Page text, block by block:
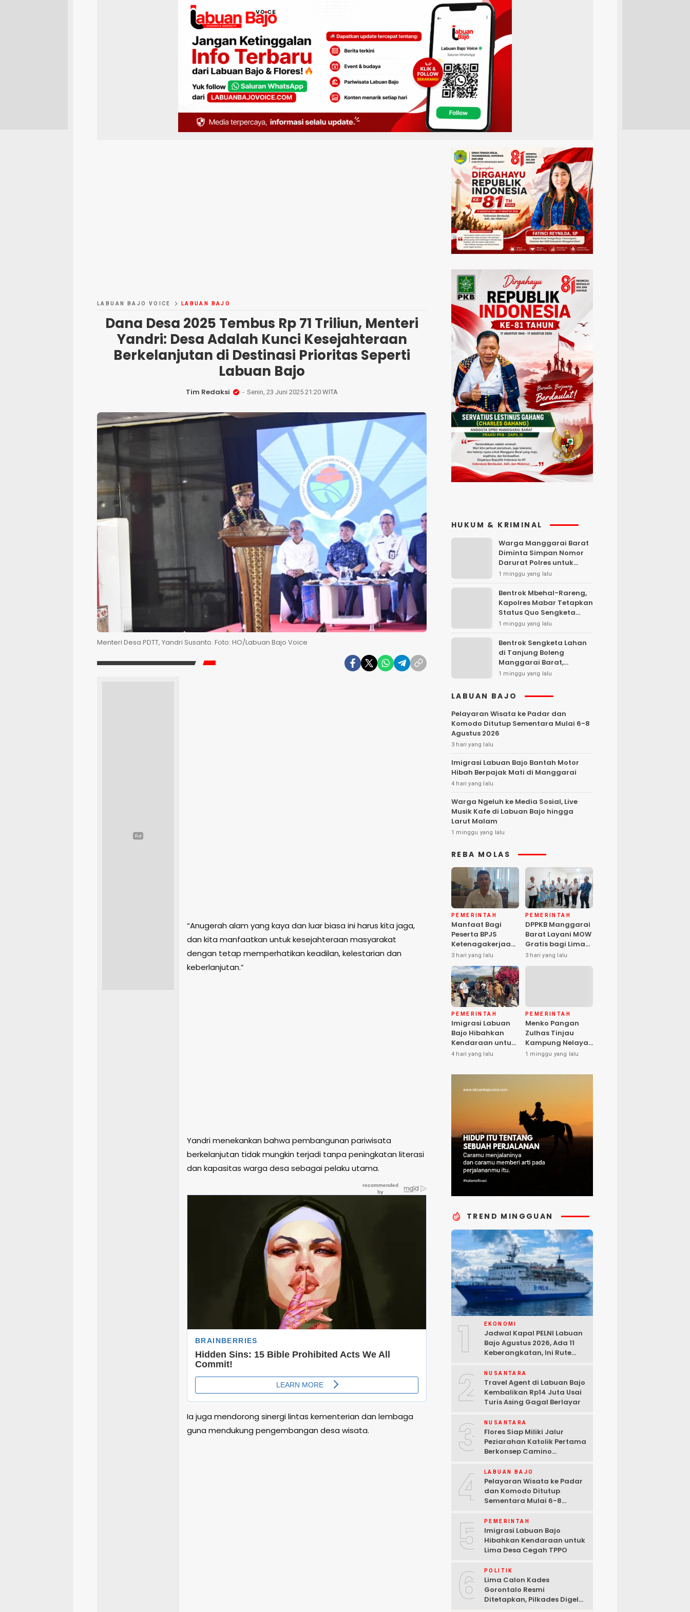
LABUAN BAJO VOICE LABUAN BAJO
Dana Desa 2025 Tembus Rp 71 Triliun, Menteri
Yandri: Desa Adalah Kunci Kesejahteraan
Berkelanjutan di Destinasi Prioritas Seperti
Labuan Bajo
Tim Redaksi Senin, 23 Juni 2025 21:20 WITA
Menteri Desa PDTT, Yandri Susanto. Foto: HO/Labuan Bajo Voice
“Anugerah alam yang kaya dan luar biasa ini harus kita jaga,
dan kita manfaatkan untuk kesejahteraan masyarakat
dengan tetap memperhatikan keadilan, kelestarian dan
keberlanjutan.”
Yandri menekankan bahwa pembangunan pariwisata
berkelanjutan tidak mungkin terjadi tanpa peningkatan literasi
dan kapasitas warga desa sebagai pelaku utama.
Ia juga mendorong sinergi lintas kementerian dan lembaga
guna mendukung pengembangan desa wisata.
HUKUM & KRIMINAL
Warga Manggarai Barat
Diminta Simpan Nomor
Darurat Polres untuk
Laporan Kamtibmas
1 minggu yang lalu
Bentrok Mbehal-Rareng,
Kapolres Mabar Tetapkan
Status Quo Sengketa
Lengkong Warang
1 minggu yang lalu
Bentrok Sengketa Lahan
di Tanjung Boleng
Manggarai Barat,
Kendaraan Dibakar
1 minggu yang lalu
LABUAN BAJO
Pelayaran Wisata ke Padar dan
Komodo Ditutup Sementara Mulai 6-8
Agustus 2026
3 hari yang lalu
Imigrasi Labuan Bajo Bantah Motor
Hibah Berpajak Mati di Manggarai
4 hari yang lalu
Warga Ngeluh ke Media Sosial, Live
Musik Kafe di Labuan Bajo hingga
Larut Malam
1 minggu yang lalu
REBA MOLAS
PEMERINTAH
Manfaat Bagi
Peserta BPJS
Ketenagakerjaan
Dapat Santunan
Kematian hingga
Beasiswa Anak
3 hari yang lalu
PEMERINTAH
DPPKB Manggarai
Barat Layani MOW
Gratis bagi Lima
Peserta, Biaya
Ditanggung
3 hari yang lalu
PEMERINTAH
Imigrasi Labuan
Bajo Hibahkan
Kendaraan untuk
Lima Desa Cegah
4 hari yang lalu
PEMERINTAH
Menko Pangan
Zulhas Tinjau
Kampung Nelayan
Modern Warloka,
Sarana
1 minggu yang lalu
TREND MINGGUAN
1 EKONOMI
Jadwal Kapal PELNI Labuan
Bajo Agustus 2026, Ada 11
Keberangkatan, Ini Rute
2 NUSANTARA
Travel Agent di Labuan Bajo
Kembalikan Rp14 Juta Usai
Turis Asing Gagal Berlayar
3 NUSANTARA
Flores Siap Miliki Jalur
Peziarahan Katolik Pertama
Berkonsep Camino
4 LABUAN BAJO
Pelayaran Wisata ke Padar
dan Komodo Ditutup
Sementara Mulai 6-8
5 PEMERINTAH
Imigrasi Labuan Bajo
Hibahkan Kendaraan untuk
Lima Desa Cegah TPPO
6 POLITIK
Lima Calon Kades
Gorontalo Resmi
Ditetapkan, Pilkades Digelar